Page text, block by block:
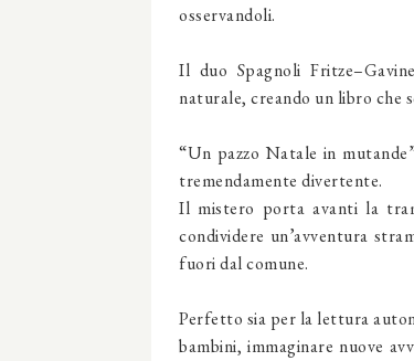
osservandoli.
Il duo Spagnoli
naturale, creando un libro che
“Un pazzo Natale in
tremendamente divertente.
Il mistero porta avanti la
condividere un’avventura
fuori dal comune.
Perfetto sia per la lettura
bambini, immaginare nuove